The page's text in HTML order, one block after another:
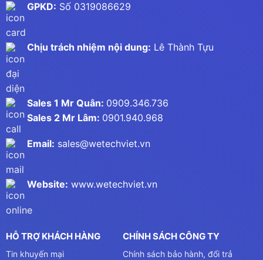
GPKD: Số 0319086629
Chịu trách nhiệm nội dung: Lê Thành Tựu
Sales 1 Mr Quân: 0909.346.736
Sales 2 Mr Lâm: 0901.940.968
Email: sales@wetechviet.vn
Website: www.wetechviet.vn
HỖ TRỢ KHÁCH HÀNG
Tin khuyến mại
CHÍNH SÁCH CÔNG TY
Chính sách bảo hành, đổi trả